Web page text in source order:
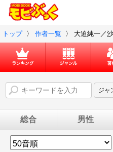
トップ 〉 作者一覧 〉 大迫純一／
総合 男性